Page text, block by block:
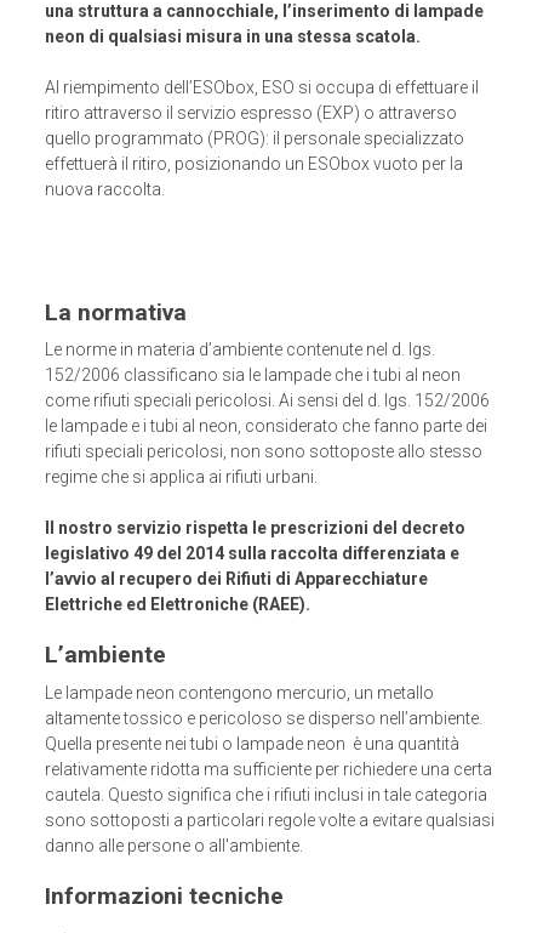
una struttura a cannocchiale, l’inserimento di lampade
neon di qualsiasi misura in una stessa scatola.
Al riempimento dell’ESObox, ESO si occupa di effettuare il
ritiro attraverso il servizio espresso (EXP) o attraverso
quello programmato (PROG): il personale specializzato
effettuerà il ritiro, posizionando un ESObox vuoto per la
nuova raccolta.
La normativa
Le norme in materia d’ambiente contenute nel d. lgs.
152/2006 classificano sia le lampade che i tubi al neon
come rifiuti speciali pericolosi. Ai sensi del d. lgs. 152/2006
le lampade e i tubi al neon, considerato che fanno parte dei
rifiuti speciali pericolosi, non sono sottoposte allo stesso
regime che si applica ai rifiuti urbani.
Il nostro servizio rispetta le prescrizioni del decreto
legislativo 49 del 2014 sulla raccolta differenziata e
l’avvio al recupero dei Rifiuti di Apparecchiature
Elettriche ed Elettroniche (RAEE).
L’ambiente
Le lampade neon contengono mercurio, un metallo
altamente tossico e pericoloso se disperso nell’ambiente.
Quella presente nei tubi o lampade neon è una quantità
relativamente ridotta ma sufficiente per richiedere una certa
cautela. Questo significa che i rifiuti inclusi in tale categoria
sono sottoposti a particolari regole volte a evitare qualsiasi
danno alle persone o all'ambiente.
Informazioni tecniche